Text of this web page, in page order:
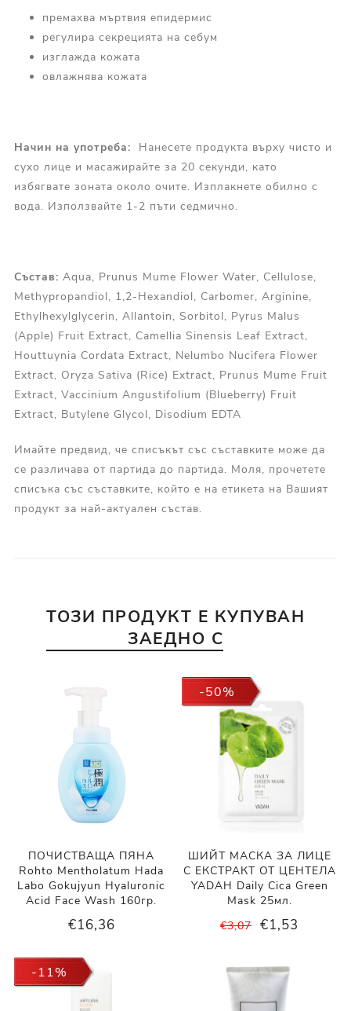
премахва мъртвия епидермис
регулира секрецията на себум
изглажда кожата
овлажнява кожата
Начин на употреба: Нанесете продукта върху чисто и
сухо лице и масажирайте за 20 секунди, като
избягвате зоната около очите. Изплакнете обилно с
вода. Използвайте 1-2 пъти седмично.
Състав: Aqua, Prunus Mume Flower Water, Cellulose,
Methypropandiol, 1,2-Hexandiol, Carbomer, Arginine,
Ethylhexylglycerin, Allantoin, Sorbitol, Pyrus Malus
(Apple) Fruit Extract, Camellia Sinensis Leaf Extract,
Houttuynia Cordata Extract, Nelumbo Nucifera Flower
Extract, Oryza Sativa (Rice) Extract, Prunus Mume Fruit
Extract, Vaccinium Angustifolium (Blueberry) Fruit
Extract, Butylene Glycol, Disodium EDTA
Имайте предвид, че списъкът със съставките може да
се различава от партида до партида. Моля, прочетете
списъка със съставките, който е на етикета на Вашият
продукт за най-актуален състав.
ТОЗИ ПРОДУКТ Е КУПУВАН
ЗАЕДНО С
ПОЧИСТВАЩА ПЯНА
Rohto Mentholatum Hada
Labo Gokujyun Hyaluronic
Acid Face Wash 160гр.
€16,36
-50%
ШИЙТ МАСКА ЗА ЛИЦЕ
С ЕКСТРАКТ ОТ ЦЕНТЕЛА
YADAH Daily Cica Green
Mask 25мл.
€3,07 €1,53
-11%